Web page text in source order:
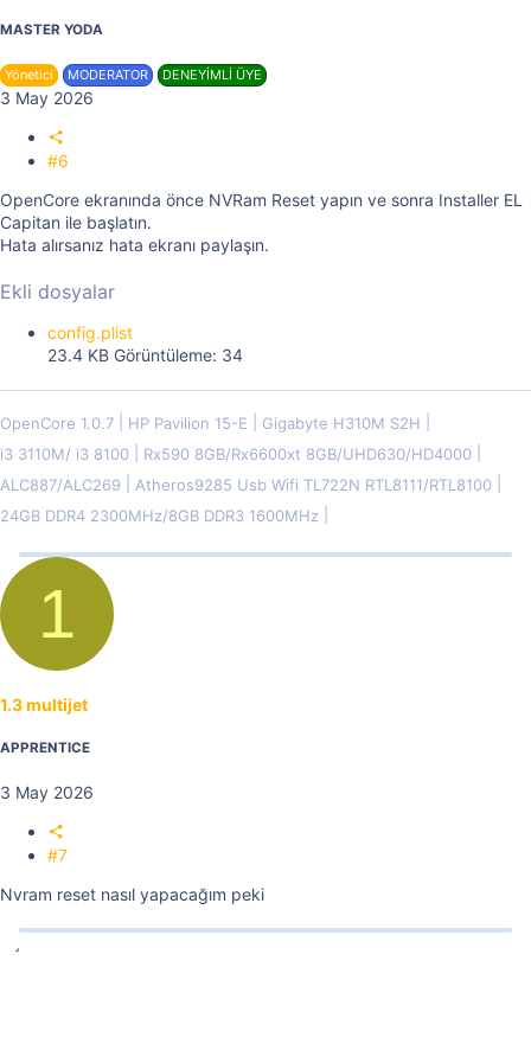
MASTER YODA
Yönetici MODERATOR DENEYİMLİ ÜYE
3 May 2026
#6
OpenCore ekranında önce NVRam Reset yapın ve sonra Installer EL
Capitan ile başlatın.
Hata alırsanız hata ekranı paylaşın.
Ekli dosyalar
config.plist
23.4 KB Görüntüleme: 34
OpenCore 1.0.7 HP Pavilion 15-E
Gigabyte H310M S2H
i3 3110M/ i3 8100
Rx590 8GB/Rx6600xt 8GB/UHD630/HD4000
ALC887/ALC269
Atheros9285 Usb Wifi TL722N RTL8111/RTL8100
24GB DDR4 2300MHz/8GB DDR3 1600MHz
1
1.3 multijet
APPRENTICE
3 May 2026
#7
Nvram reset nasıl yapacağım peki